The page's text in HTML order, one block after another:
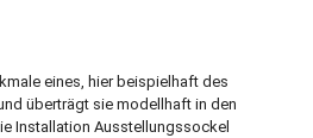
eines, hier beispielhaft des
überträgt sie modellhaft in den
Installation Ausstellungssockel